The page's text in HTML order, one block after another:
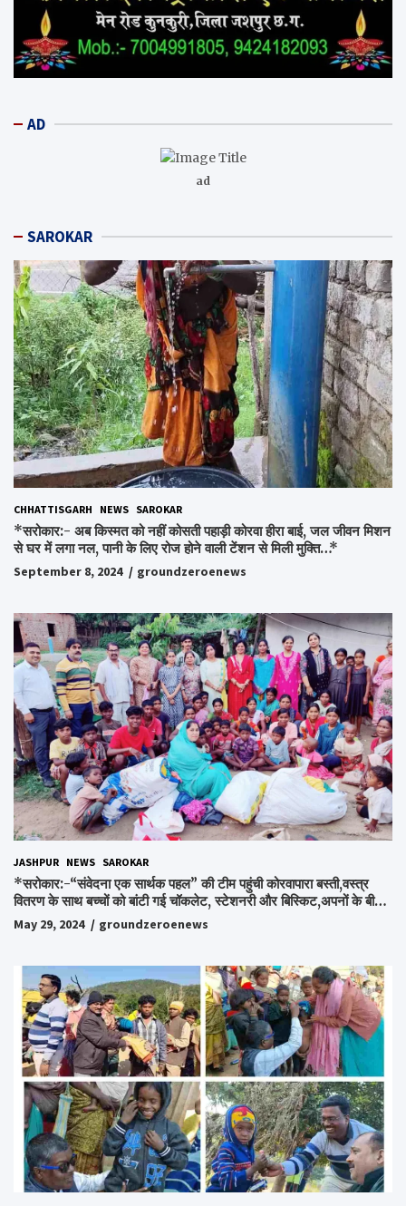
AD
ad
SAROKAR
CHHATTISGARH NEWS SAROKAR
*सरोकार:- अब किस्मत को नहीं कोसती पहाड़ी कोरवा हीरा बाई, जल जीवन मिशन
से घर में लगा नल, पानी के लिए रोज होने वाली टेंशन से मिली मुक्ति…*
September 8, 2024 groundzeroenews
JASHPUR NEWS SAROKAR
*सरोकार:-“संवेदना एक सार्थक पहल” की टीम पहुंची कोरवापारा बस्ती,वस्त्र
वितरण के साथ बच्चों को बांटी गई चॉकलेट, स्टेशनरी और बिस्किट,अपनों के बीच
अपनों को पाकर भाव विभोर हुए लोग,संवेदना समूह के संस्थापक स्व.विश्वबंधु को
किया गया याद,समाजसेवी और समूह के लोगों ने रखी अपनी राय,कहा स्व.शर्मा के
May 29, 2024 groundzeroenews